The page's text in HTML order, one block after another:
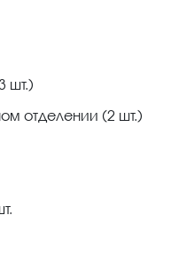
шт.)
отделении (2 шт.)